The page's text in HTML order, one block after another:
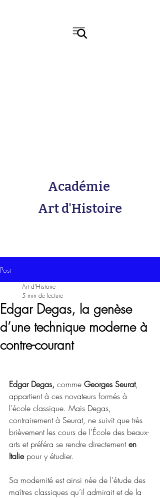
Académie
Art d'Histoire
Post
Edgar Degas, la genèse
d’une technique moderne à
contre-courant
Art d'Histoire
5 min de lecture
Edgar Degas, comme Georges Seurat,
appartient à ces novateurs formés à
l'école classique. Mais Degas,
contrairement à Seurat, ne suivit que très
brièvement les cours de l’École des beaux-
arts et préféra se rendre directement en
Italie pour y étudier.
Sa modernité est ainsi née de l'étude des
maîtres classiques qu’il admirait et de la